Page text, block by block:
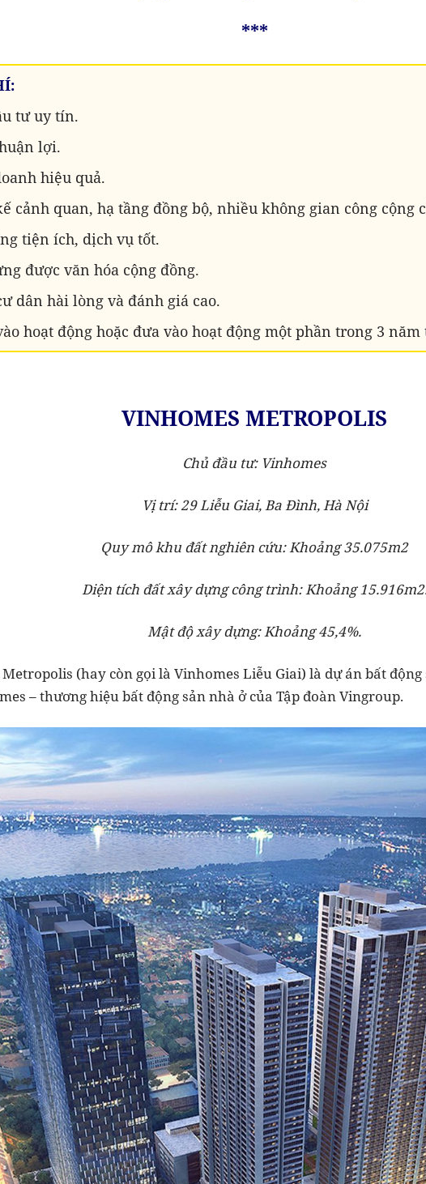
***
tư uy tín.
lợi.
hiệu quả.
cảnh quan, hạ tầng đồng bộ, nhiều không gian công cộng
tiện ích, dịch vụ tốt.
được văn hóa cộng đồng.
dân hài lòng và đánh giá cao.
hoạt động hoặc đưa vào hoạt động một phần trong 3
VINHOMES METROPOLIS
Chủ đầu tư: Vinhomes
Vị trí: 29 Liễu Giai, Ba Đình, Hà Nội
Quy mô khu đất nghiên cứu: Khoảng 35.075m2
Diện tích đất xây dựng công trình: Khoảng
Mật độ xây dựng: Khoảng 45,4%.
(hay còn gọi là Vinhomes Liễu Giai) là dự án bất
– thương hiệu bất động sản nhà ở của Tập đoàn Vingroup.